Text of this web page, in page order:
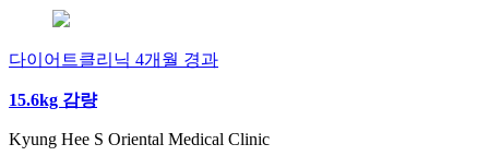
다이어트클리닉 4개월 경과
15.6kg 감량
Kyung Hee S Oriental Medical Clinic